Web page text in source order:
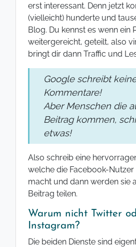
erst interessant. Denn jetzt
(vielleicht) hunderte und
Blog. Du kennst es wenn ein
weitergereicht, geteilt, also
bringt dir dann Traffic und
Google schreibt
Kommentare!
Aber Menschen die
Beitrag kommen,
etwas!
Also schreib eine
welche die Facebook-
macht und dann werden sie
Beitrag teilen.
Warum nicht Twitter
Instagram?
Die beiden Dienste sind